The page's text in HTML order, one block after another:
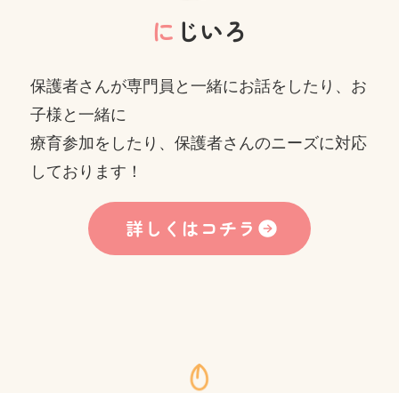
に じいろ
保護者さんが専門員と一緒にお話をしたり、お
子様と一緒に
療育参加をしたり、保護者さんのニーズに対応
しております！
詳しくはコチラ